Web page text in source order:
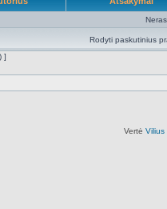
Rodyti paskutinius
]
Vertė Vilius